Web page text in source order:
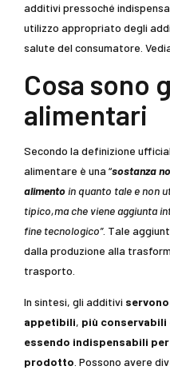
additivi pressoché
utilizzo appropriato degli
salute del consumatore.
Cosa sono
alimentari
Secondo la definizione
alimentare è una “sostanza
alimento in quanto tale e non
tipico,ma che viene aggiunta
fine tecnologico”. Tale
dalla produzione alla
trasporto.
In sintesi, gli additivi
appetibili, più
essendo indispensabili
prodotto . Possono avere